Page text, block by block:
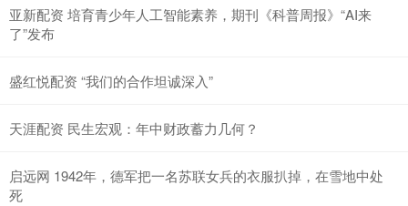
亚新配资 培育青少年人工智能素养，期刊《科普周报》“AI来
了”发布
盛红悦配资 “我们的合作坦诚深入”
天涯配资 民生宏观：年中财政蓄力几何？
启远网 1942年，德军把一名苏联女兵的衣服扒掉，在雪地中处
死